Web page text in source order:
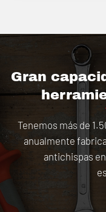
Gran
Tenemos más de
anualmente
antichispas